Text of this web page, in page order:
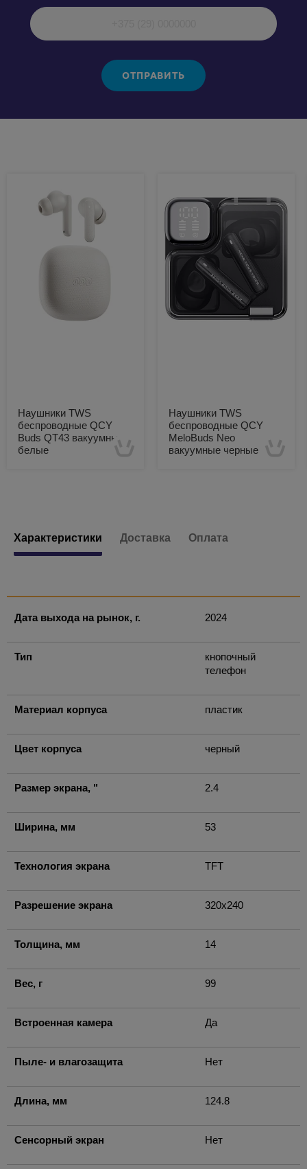
ОТПРАВИТЬ
Наушники TWS
беспроводные QCY
Buds QT43 вакуумные
белые
Наушники TWS
беспроводные QCY
MeloBuds Neo
вакуумные черные
Характеристики Доставка Оплата
Дата выхода на рынок, г. 2024
Тип
кнопочный
телефон
Материал корпуса пластик
Цвет корпуса черный
Размер экрана, " 2.4
Ширина, мм 53
Технология экрана TFT
Разрешение экрана 320x240
Толщина, мм 14
Вес, г 99
Встроенная камера Да
Пыле- и влагозащита Нет
Длина, мм 124.8
Сенсорный экран Нет